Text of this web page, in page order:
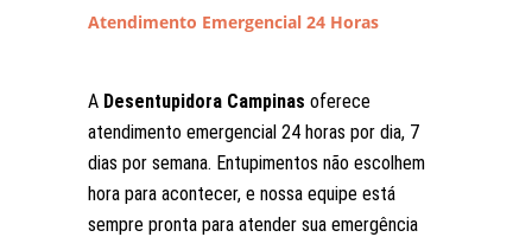
Atendimento Emergencial 24 Horas
A Desentupidora Campinas oferece
atendimento emergencial 24 horas por dia, 7
dias por semana. Entupimentos não escolhem
hora para acontecer, e nossa equipe está
sempre pronta para atender sua emergência